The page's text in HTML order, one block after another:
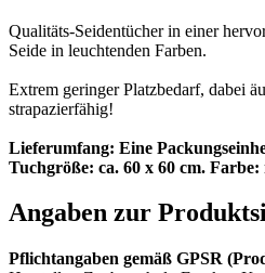
Qualitäts-Seidentücher in einer
Seide in leuchtenden Farben.
Extrem geringer Platzbedarf, dabei
strapazierfähig!
Lieferumfang: Eine
Tuchgröße: ca. 60 x 60 cm. Farbe:
Angaben zur
Pflichtangaben gemäß GPSR